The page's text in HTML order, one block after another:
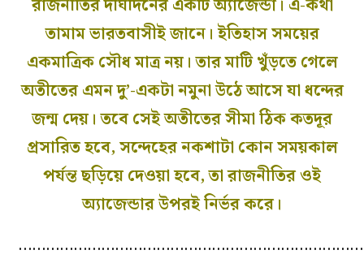
রাজনীতির দীর্ঘদিনের একটি অ্যাজেন্ডা। এ-কথা
তামাম ভারতবাসীই জানে। ইতিহাস সময়ের
একমাত্রিক সৌধ মাত্র নয়। তার মাটি খুঁড়তে গেলে
অতীতের এমন দু’-একটা নমুনা উঠে আসে যা ধন্দের
জন্ম দেয়। তবে সেই অতীতের সীমা ঠিক কতদূর
প্রসারিত হবে, সন্দেহের নকশাটা কোন সময়কাল
পর্যন্ত ছড়িয়ে দেওয়া হবে, তা রাজনীতির ওই
অ্যাজেন্ডার উপরই নির্ভর করে।